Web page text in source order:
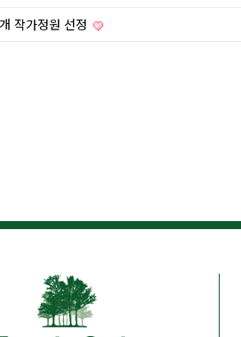
작가정원 선정